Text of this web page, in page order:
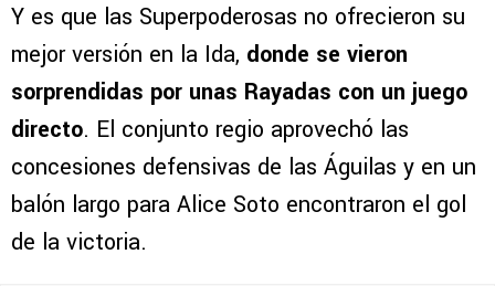
Y es que las Superpoderosas no ofrecieron su
mejor versión en la Ida, donde se vieron
sorprendidas por unas Rayadas con un juego
directo. El conjunto regio aprovechó las
concesiones defensivas de las Águilas y en un
balón largo para Alice Soto encontraron el gol
de la victoria.